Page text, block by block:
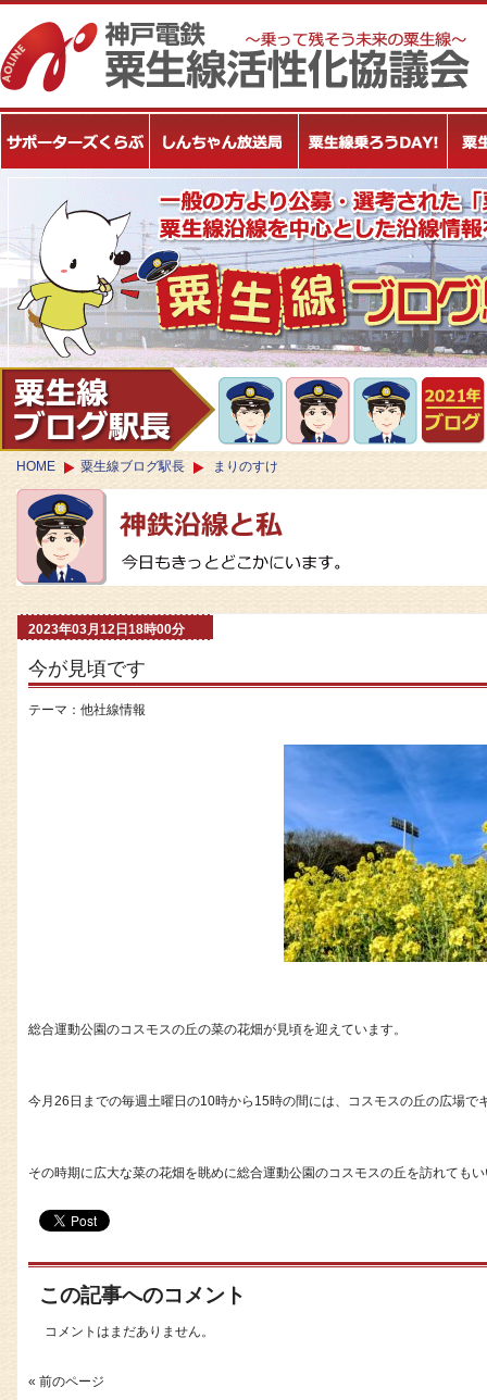
HOME 粟生線ブログ駅長 まりのすけ
2023年03月12日18時00分
今が見頃です
テーマ： 他社線情報
総合運動公園のコスモスの丘の菜の花畑が見頃を迎えています。
今月26日までの毎週土曜日の10時から15時の間には、コスモスの丘の広場
その時期に広大な菜の花畑を眺めに総合運動公園のコスモスの丘を訪れても
この記事へのコメント
コメントはまだありません。
« 前のページ